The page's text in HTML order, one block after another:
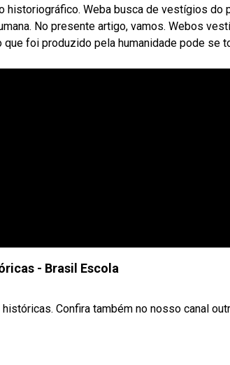
Weba busca de vestígios do
No presente artigo, vamos. Webos
foi produzido pela humanidade pode se
- Brasil Escola
Confira também no nosso canal